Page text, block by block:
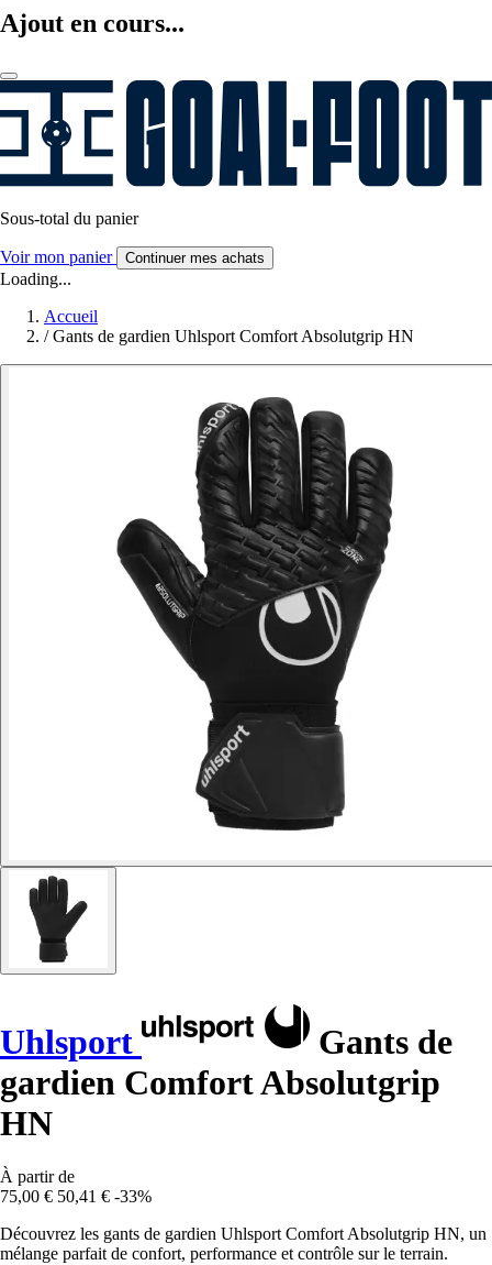
Ajout en cours...
Sous-total du panier
Voir mon panier Continuer mes achats
Loading...
Accueil
/ Gants de gardien Uhlsport Comfort Absolutgrip HN
Uhlsport
Gants de
gardien Comfort Absolutgrip
HN
À partir de
75,00 € 50,41 € -33%
Découvrez les gants de gardien Uhlsport Comfort Absolutgrip HN, un
mélange parfait de confort, performance et contrôle sur le terrain.